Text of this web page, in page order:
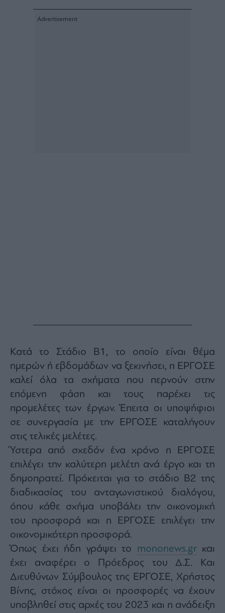
Κατά το Στάδιο Β1, το οποίο είναι θέμα
ημερών ή εβδομάδων να ξεκινήσει, η ΕΡΓΟΣΕ
καλεί όλα τα σχήματα που περνούν στην
επόμενη φάση και τους παρέχει τις
προμελέτες των έργων. Έπειτα οι υποψήφιοι
σε συνεργασία με την ΕΡΓΟΣΕ καταλήγουν
στις τελικές μελέτες.
Ύστερα από σχεδόν ένα χρόνο η ΕΡΓΟΣΕ
επιλέγει την καλύτερη μελέτη ανά έργο και τη
δημοπρατεί. Πρόκειται για το στάδιο Β2 της
διαδικασίας του ανταγωνιστικού διαλόγου,
όπου κάθε σχήμα υποβάλει την οικονομική
του προσφορά και η ΕΡΓΟΣΕ επιλέγει την
οικονομικότερη προσφορά.
Όπως έχει ήδη γράψει το mononews.grκαι
έχει αναφέρει ο Πρόεδρος του Δ.Σ. Και
Διευθύνων Σύμβουλος της ΕΡΓΟΣΕ, Χρήστος
Βίνης, στόχος είναι οι προσφορές να έχουν
υποβληθεί στις αρχές του 2023 και η ανάδειξη